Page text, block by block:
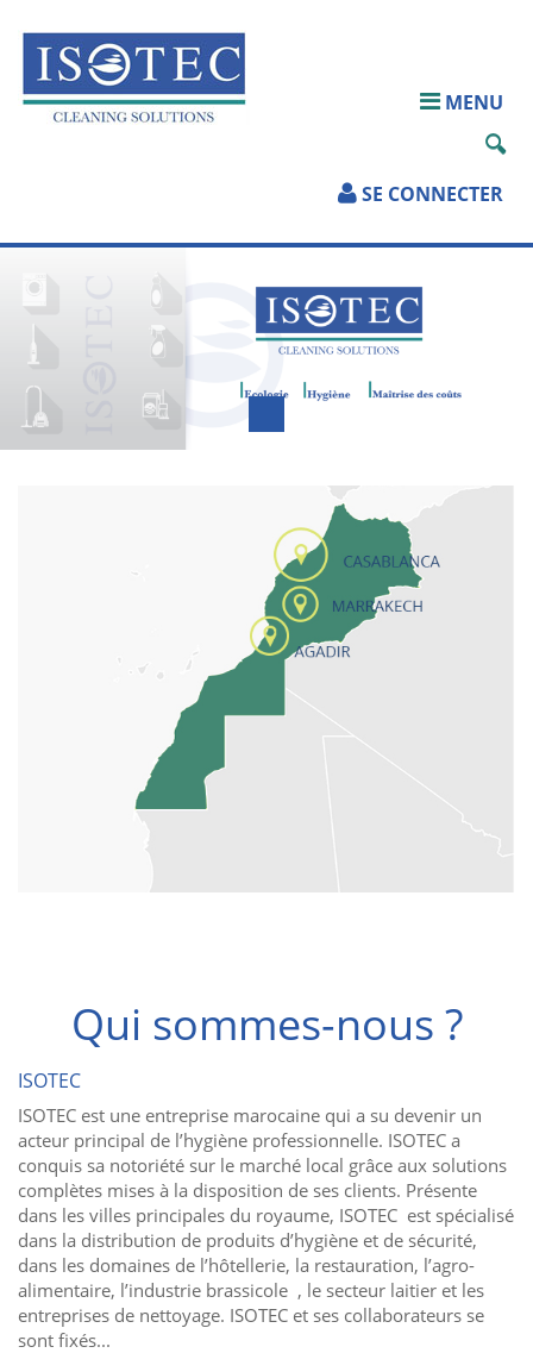
MENU
SE CONNECTER
ACCUEIL
TÉLÉCHARGEMENTS
PARTENAIRES
CONTACT
Qui sommes-nous ?
ISOTEC
ISOTEC est une entreprise marocaine qui a su devenir un
acteur principal de l’hygiène professionnelle. ISOTEC a
conquis sa notoriété sur le marché local grâce aux solutions
complètes mises à la disposition de ses clients. Présente
dans les villes principales du royaume, ISOTEC est spécialisé
dans la distribution de produits d’hygiène et de sécurité,
dans les domaines de l’hôtellerie, la restauration, l’agro-
alimentaire, l’industrie brassicole , le secteur laitier et les
entreprises de nettoyage. ISOTEC et ses collaborateurs se
sont fixés...